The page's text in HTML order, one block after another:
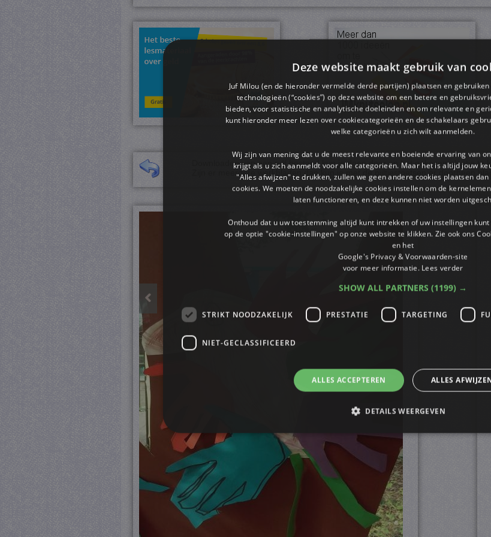
Downloaden van een pdf bestand kun je doen door op het gekozen plaatje te
Zijn er meerdere werkbladen dan kun je met de pijltjestoetsen er doorheen
Deze website maakt gebruik van
Juf Milou (en de hieronder vermelde derde partijen) plaatsen en
technologieën (“cookies”) op deze website om een ​​betere en
bieden, voor statistische en analytische doeleinden en om relevante en
kunt hieronder meer lezen over cookiecategorieën en de schakelaars
welke categorieën u zich wilt aanmelden.
Wij zijn van mening dat u de meest relevante en boeiende ervaring van
krijgt als u zich aanmeldt voor alle categorieën. Maar het is altijd jouw
"Alles afwijzen" te drukken, zullen we geen andere cookies plaatsen
cookies. We moeten de noodzakelijke cookies instellen om de
laten functioneren, en deze kunnen niet worden
Onthoud dat u uw toestemming altijd kunt intrekken of uw instellingen
op de optie "cookie-instellingen" op onze website te klikken. Zie ook ons
en het
Google's Privacy & Voorwaarden-site
voor meer informatie. Lees verder
SHOW ALL PARTNERS (1199) →
STRIKT NOODZAKELIJK PRESTATIE TARGETING
NIET-GECLASSIFICEERD
ALLES ACCEPTEREN ALLES
DETAILS WEERGEVEN
Strikt noodzakelijk Prestatie Targeting
Strikt noodzakelijke cookies maken de kernfunctionaliteiten van de website mogelijk, zoals
website kan niet goed worden gebruikt zonder de strikt noodzakelijke cookies.
Naam Vervaldatum Omschrijving
Deze cookie wordt gebruikt door de